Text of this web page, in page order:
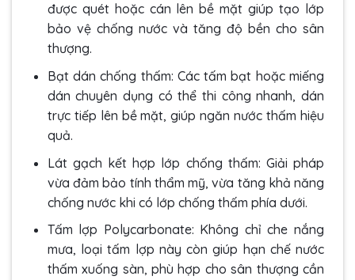
được quét hoặc cán lên bề mặt giúp tạo lớp
bảo vệ chống nước và tăng độ bền cho sân
thượng.
Bạt dán chống thấm: Các tấm bạt hoặc miếng
dán chuyên dụng có thể thi công nhanh, dán
trực tiếp lên bề mặt, giúp ngăn nước thấm hiệu
quả.
Lát gạch kết hợp lớp chống thấm: Giải pháp
vừa đảm bảo tính thẩm mỹ, vừa tăng khả năng
chống nước khi có lớp chống thấm phía dưới.
Tấm lợp Polycarbonate: Không chỉ che nắng
mưa, loại tấm lợp này còn giúp hạn chế nước
thấm xuống sàn, phù hợp cho sân thượng cần